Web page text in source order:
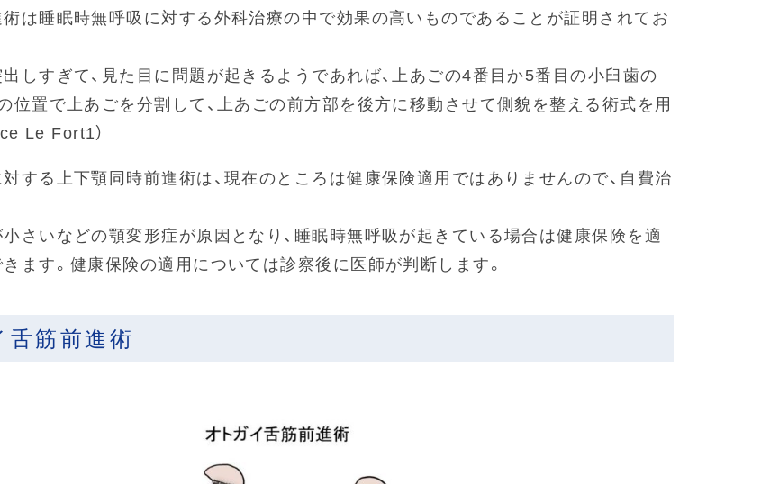
は睡眠時無呼吸に対する外科治療の中で効果の高いものであることが証明されてお
しすぎて、見た目に問題が起きるようであれば、上あごの4番目か5番目の小臼歯の
位置で上あごを分割して、上あごの前方部を後方に移動させて側貌を整える術式を用
Le Fort1）
する上下顎同時前進術は、現在のところは健康保険適用ではありませんので、自費治
さいなどの顎変形症が原因となり、睡眠時無呼吸が起きている場合は健康保険を適
ます。健康保険の適用については診察後に医師が判断します。
舌筋前進術